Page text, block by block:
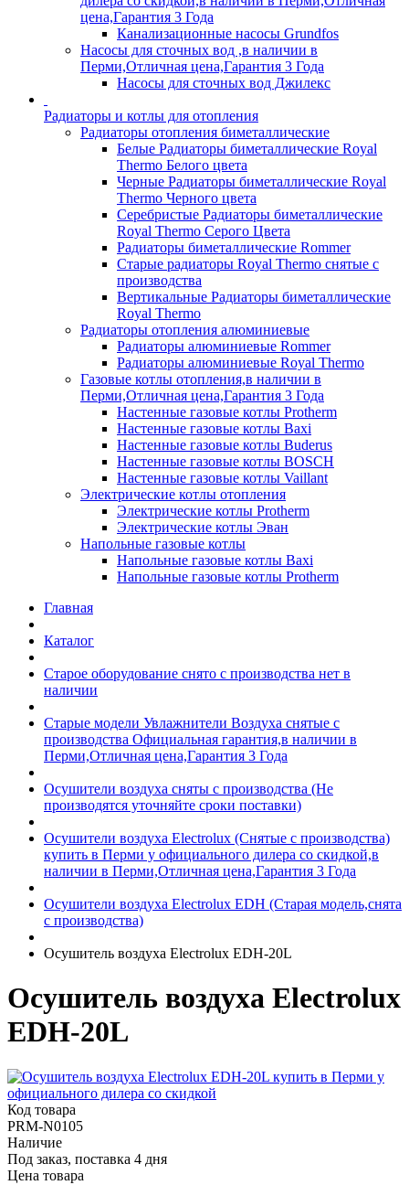
цена,Гарантия 3 Года
Канализационные насосы Grundfos
Насосы для сточных вод ,в наличии в
Перми,Отличная цена,Гарантия 3 Года
Насосы для сточных вод Джилекс
Радиаторы и котлы для отопления
Радиаторы отопления биметаллические
Белые Радиаторы биметаллические Royal
Thermo Белого цвета
Черные Радиаторы биметаллические Royal
Thermo Черного цвета
Серебристые Радиаторы биметаллические
Royal Thermo Серого Цвета
Радиаторы биметаллические Rommer
Старые радиаторы Royal Thermo снятые с
производства
Вертикальные Радиаторы биметаллические
Royal Thermo
Радиаторы отопления алюминиевые
Радиаторы алюминиевые Rommer
Радиаторы алюминиевые Royal Thermo
Газовые котлы отопления,в наличии в
Перми,Отличная цена,Гарантия 3 Года
Настенные газовые котлы Protherm
Настенные газовые котлы Baxi
Настенные газовые котлы Buderus
Настенные газовые котлы BOSCH
Настенные газовые котлы Vaillant
Электрические котлы отопления
Электрические котлы Protherm
Электрические котлы Эван
Напольные газовые котлы
Напольные газовые котлы Baxi
Напольные газовые котлы Protherm
Главная
Каталог
Старое оборудование снято с производства нет в
наличии
Старые модели Увлажнители Воздуха снятые с
производства Официальная гарантия,в наличии в
Перми,Отличная цена,Гарантия 3 Года
Осушители воздуха сняты с производства (Не
производятся уточняйте сроки поставки)
Осушители воздуха Electrolux (Снятые с производства)
купить в Перми у официального дилера со скидкой,в
наличии в Перми,Отличная цена,Гарантия 3 Года
Осушители воздуха Electrolux EDH (Старая модель,снята
с производства)
Осушитель воздуха Electrolux EDH-20L
Осушитель воздуха Electrolux
EDH-20L
Код товара
PRM-N0105
Наличие
Под заказ, поставка 4 дня
Цена товара